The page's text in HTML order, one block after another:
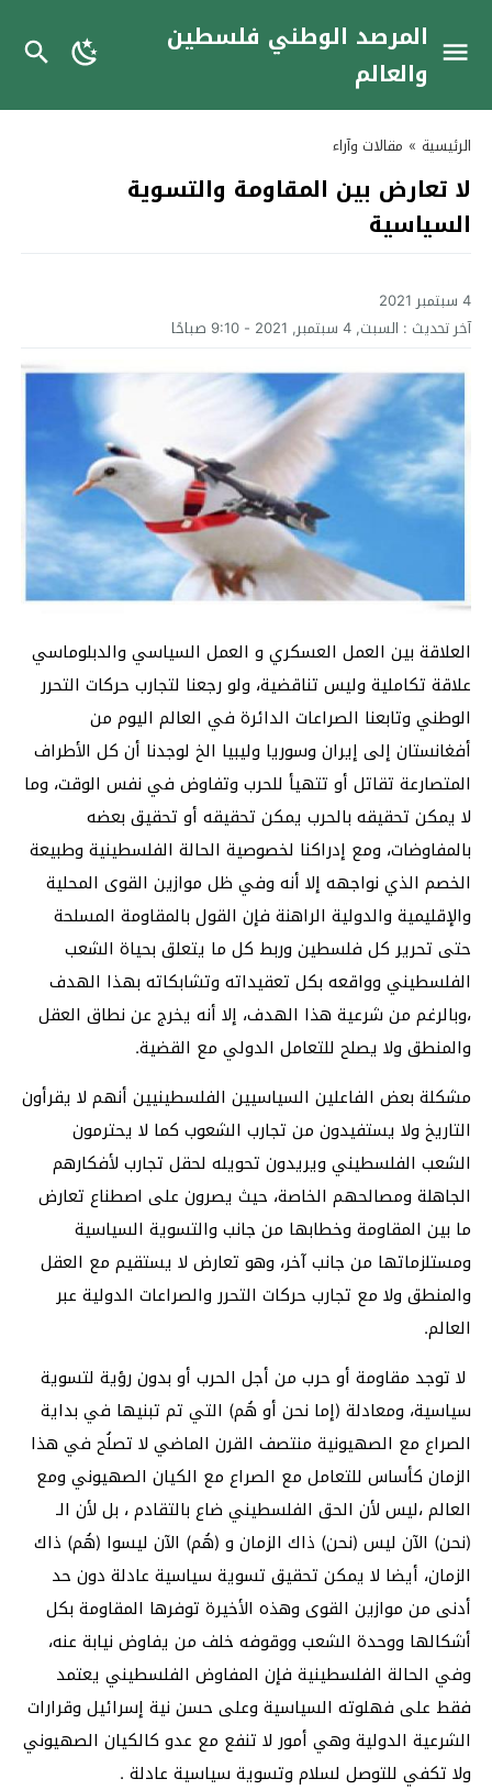
المرصد الوطني فلسطين
والعالم
الرئيسية » مقالات وآراء
لا تعارض بين المقاومة والتسوية
السياسية
4 سبتمبر 2021
آخر تحديث : السبت, 4 سبتمبر, 2021 - 9:10 صباحًا
العلاقة بين العمل العسكري و العمل السياسي والدبلوماسي
علاقة تكاملية وليس تناقضية، ولو رجعنا لتجارب حركات التحرر
الوطني وتابعنا الصراعات الدائرة في العالم اليوم من
أفغانستان إلى إيران وسوريا وليبيا الخ لوجدنا أن كل الأطراف
المتصارعة تقاتل أو تتهيأ للحرب وتفاوض في نفس الوقت، وما
لا يمكن تحقيقه بالحرب يمكن تحقيقه أو تحقيق بعضه
بالمفاوضات، ومع إدراكنا لخصوصية الحالة الفلسطينية وطبيعة
الخصم الذي نواجهه إلا أنه وفي ظل موازين القوى المحلية
والإقليمية والدولية الراهنة فإن القول بالمقاومة المسلحة
حتى تحرير كل فلسطين وربط كل ما يتعلق بحياة الشعب
الفلسطيني وواقعه بكل تعقيداته وتشابكاته بهذا الهدف
،وبالرغم من شرعية هذا الهدف، إلا أنه يخرج عن نطاق العقل
والمنطق ولا يصلح للتعامل الدولي مع القضية.
مشكلة بعض الفاعلين السياسيين الفلسطينيين أنهم لا يقرأون
التاريخ ولا يستفيدون من تجارب الشعوب كما لا يحترمون
الشعب الفلسطيني ويريدون تحويله لحقل تجارب لأفكارهم
الجاهلة ومصالحهم الخاصة، حيث يصرون على اصطناع تعارض
ما بين المقاومة وخطابها من جانب والتسوية السياسية
ومستلزماتها من جانب آخر، وهو تعارض لا يستقيم مع العقل
والمنطق ولا مع تجارب حركات التحرر والصراعات الدولية عبر
العالم.
لا توجد مقاومة أو حرب من أجل الحرب أو بدون رؤية لتسوية
سياسية، ومعادلة (إما نحن أو هُم) التي تم تبنيها في بداية
الصراع مع الصهيونية منتصف القرن الماضي لا تصلُح في هذا
الزمان كأساس للتعامل مع الصراع مع الكيان الصهيوني ومع
العالم ،ليس لأن الحق الفلسطيني ضاع بالتقادم ، بل لأن الـ
(نحن) الآن ليس (نحن) ذاك الزمان و (هُم) الآن ليسوا (هُم) ذاك
الزمان، أيضا لا يمكن تحقيق تسوية سياسية عادلة دون حد
أدنى من موازين القوى وهذه الأخيرة توفرها المقاومة بكل
أشكالها ووحدة الشعب ووقوفه خلف من يفاوض نيابة عنه،
وفي الحالة الفلسطينية فإن المفاوض الفلسطيني يعتمد
فقط على فهلوته السياسية وعلى حسن نية إسرائيل وقرارات
الشرعية الدولية وهي أمور لا تنفع مع عدو كالكيان الصهيوني
ولا تكفي للتوصل لسلام وتسوية سياسية عادلة .